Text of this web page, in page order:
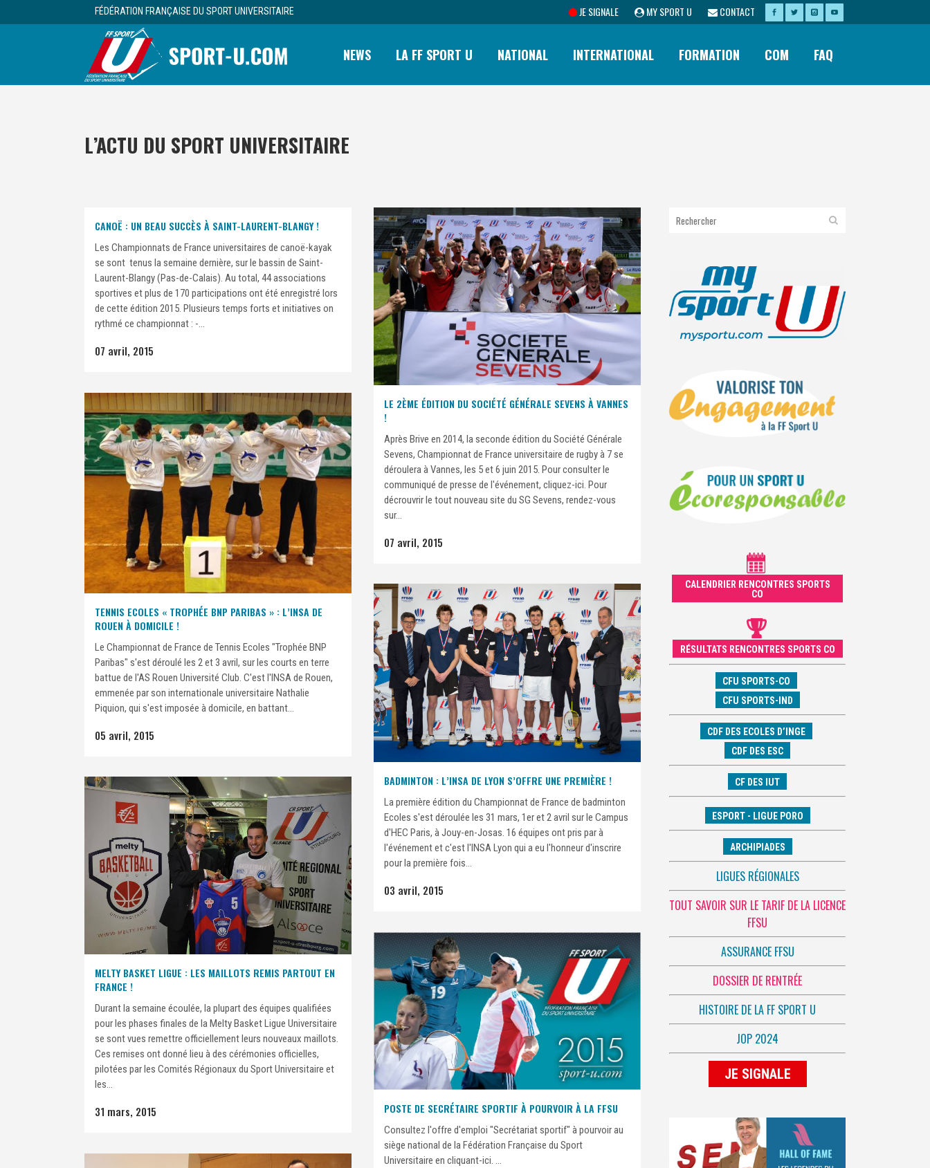
FÉDÉRATION FRANÇAISE DU SPORT UNIVERSITAIRE JE SIGNALE MY SPORT U CONTACT
NEWS LA FF SPORT U NATIONAL INTERNATIONAL FORMATION COM FAQ
L’ACTU DU SPORT UNIVERSITAIRE
CANOË : UN BEAU SUCCÈS À SAINT-LAURENT-BLANGY !
Les Championnats de France universitaires de canoë-kayak
se sont tenus la semaine dernière, sur le bassin de Saint-
Laurent-Blangy (Pas-de-Calais). Au total, 44 associations
sportives et plus de 170 participations ont été enregistré lors
de cette édition 2015. Plusieurs temps forts et initiatives on
rythmé ce championnat : -...
07 avril, 2015
LE 2ÈME ÉDITION DU SOCIÉTÉ GÉNÉRALE SEVENS À VANNES
!
Après Brive en 2014, la seconde édition du Société Générale
Sevens, Championnat de France universitaire de rugby à 7 se
déroulera à Vannes, les 5 et 6 juin 2015. Pour consulter le
communiqué de presse de l'événement, cliquez-ici. Pour
décrouvrir le tout nouveau site du SG Sevens, rendez-vous
sur...
07 avril, 2015
TENNIS ECOLES « TROPHÉE BNP PARIBAS » : L’INSA DE
ROUEN À DOMICILE !
Le Championnat de France de Tennis Ecoles "Trophée BNP
Paribas" s'est déroulé les 2 et 3 avril, sur les courts en terre
battue de l'AS Rouen Université Club. C'est l'INSA de Rouen,
emmenée par son internationale universitaire Nathalie
Piquion, qui s'est imposée à domicile, en battant...
05 avril, 2015
BADMINTON : L’INSA DE LYON S’OFFRE UNE PREMIÈRE !
La première édition du Championnat de France de badminton
Ecoles s'est déroulée les 31 mars, 1er et 2 avril sur le Campus
d'HEC Paris, à Jouy-en-Josas. 16 équipes ont pris par à
l'événement et c'est l'INSA Lyon qui a eu l'honneur d'inscrire
pour la première fois...
03 avril, 2015
MELTY BASKET LIGUE : LES MAILLOTS REMIS PARTOUT EN
FRANCE !
Durant la semaine écoulée, la plupart des équipes qualifiées
pour les phases finales de la Melty Basket Ligue Universitaire
se sont vues remettre officiellement leurs nouveaux maillots.
Ces remises ont donné lieu à des cérémonies officielles,
pilotées par les Comités Régionaux du Sport Universitaire et
les...
31 mars, 2015 POSTE DE SECRÉTAIRE SPORTIF À POURVOIR À LA FFSU
Consultez l'offre d'emploi "Secrétariat sportif" à pourvoir au
siège national de la Fédération Française du Sport
Universitaire en cliquant-ici. ...
CALENDRIER RENCONTRES SPORTS
CO
RÉSULTATS RENCONTRES SPORTS CO
CFU SPORTS-CO
CFU SPORTS-IND
CDF DES ECOLES D’INGE
CDF DES ESC
CF DES IUT
ESPORT - LIGUE PORO
ARCHIPIADES
LIGUES RÉGIONALES
TOUT SAVOIR SUR LE TARIF DE LA LICENCE
FFSU
ASSURANCE FFSU
DOSSIER DE RENTRÉE
HISTOIRE DE LA FF SPORT U
JOP 2024
JE SIGNALE